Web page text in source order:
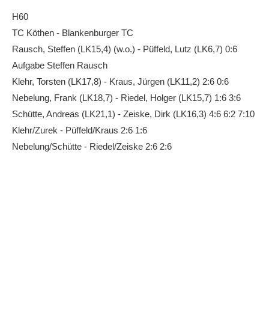
H60
TC Köthen - Blankenburger TC
Rausch, Steffen (LK15,4) (w.o.) - Püffeld, Lutz (LK6,7) 0:6
Aufgabe Steffen Rausch
Klehr, Torsten (LK17,8) - Kraus, Jürgen (LK11,2) 2:6 0:6
Nebelung, Frank (LK18,7) - Riedel, Holger (LK15,7) 1:6 3:6
Schütte, Andreas (LK21,1) - Zeiske, Dirk (LK16,3) 4:6 6:2 7:10
Klehr/Zurek - Püffeld/Kraus 2:6 1:6
Nebelung/Schütte - Riedel/Zeiske 2:6 2:6